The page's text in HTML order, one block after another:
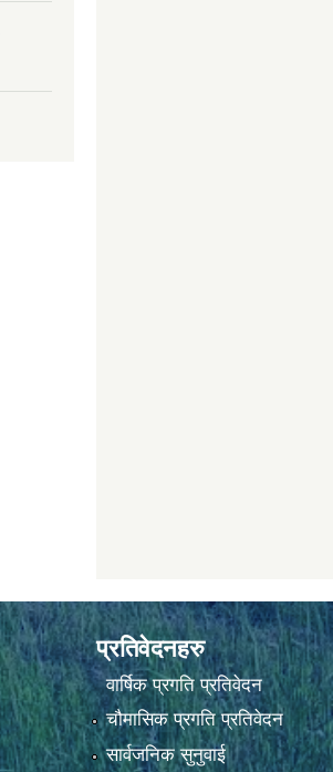
प्रतिवेदनहरु
वार्षिक प्रगति प्रतिवेदन
चौमासिक प्रगति प्रतिवेदन
सार्वजनिक सुनुवाई